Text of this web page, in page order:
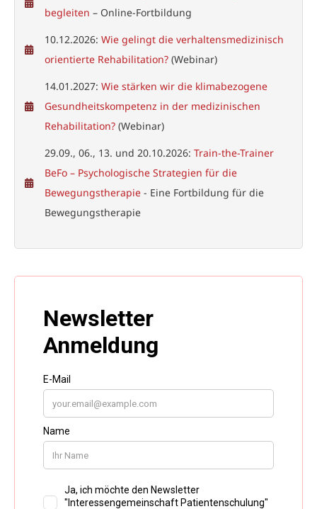
begleiten – Online-Fortbildung
10.12.2026: Wie gelingt die verhaltensmedizinisch
orientierte Rehabilitation? (Webinar)
14.01.2027: Wie stärken wir die klimabezogene
Gesundheitskompetenz in der medizinischen
Rehabilitation? (Webinar)
29.09., 06., 13. und 20.10.2026: Train-the-Trainer
BeFo – Psychologische Strategien für die
Bewegungstherapie - Eine Fortbildung für die
Bewegungstherapie